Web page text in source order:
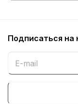
Подписаться на